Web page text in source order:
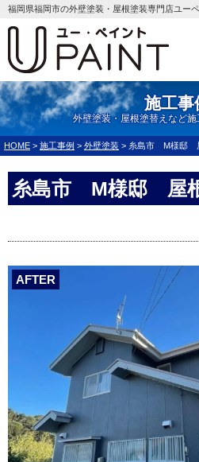
福岡県福岡市の外壁塗装・屋根塗装専門店ユー
施工事
外壁塗装・屋根塗替えなど
HOME > 施工事例 > 外壁塗装 > 糸島市 M様邸
糸島市 M様邸 屋
AFTER